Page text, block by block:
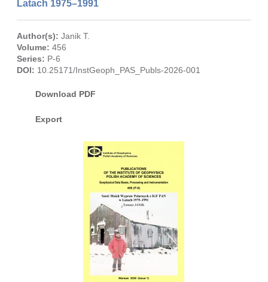
Latach 1975–1991
Author(s): Janik T.
Volume: 456
Series: P-6
DOI: 10.25171/InstGeoph_PAS_Publs-2026-001
Download PDF
Export